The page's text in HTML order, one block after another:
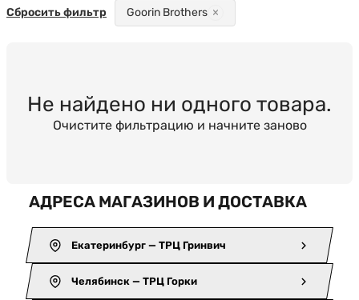
Goorin Brothers
Сбросить фильтр
Не найдено ни одного товара.
Очистите фильтрацию и начните заново
АДРЕСА МАГАЗИНОВ И ДОСТАВКА
Екатеринбург — ТРЦ Гринвич
Челябинск — ТРЦ Горки